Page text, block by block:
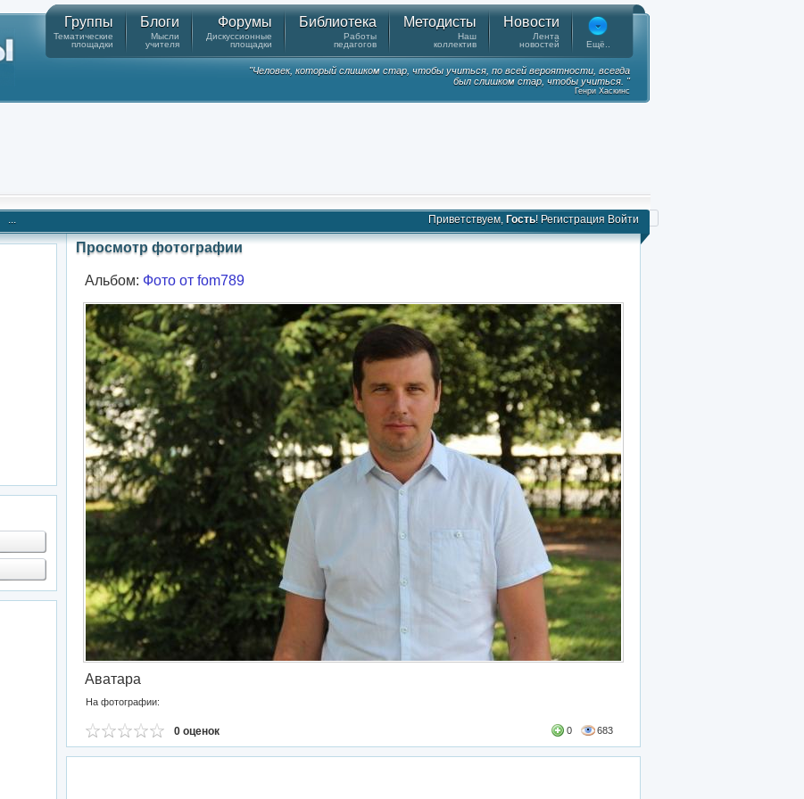
Группы
Тематические
площадки
Блоги
Мысли
учителя
Форумы
Дискуссионные
площадки
Библиотека
Работы
педагогов
Методисты
Наш
коллектив
Новости
Лента
новостей
Ещё..
"Человек, который слишком стар, чтобы учиться, по всей вероятности, всегда
был слишком стар, чтобы учиться. "
Генри Хаскинс
... Приветствуем, Гость! Регистрация Войти
Просмотр фотографии
Альбом: Фото от fom789
Аватара
На фотографии:
0 оценок 0 683